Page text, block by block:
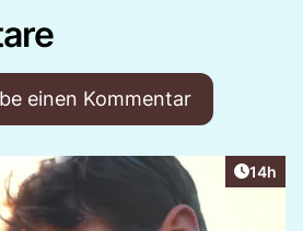
einen Kommentar
Artikel
14h